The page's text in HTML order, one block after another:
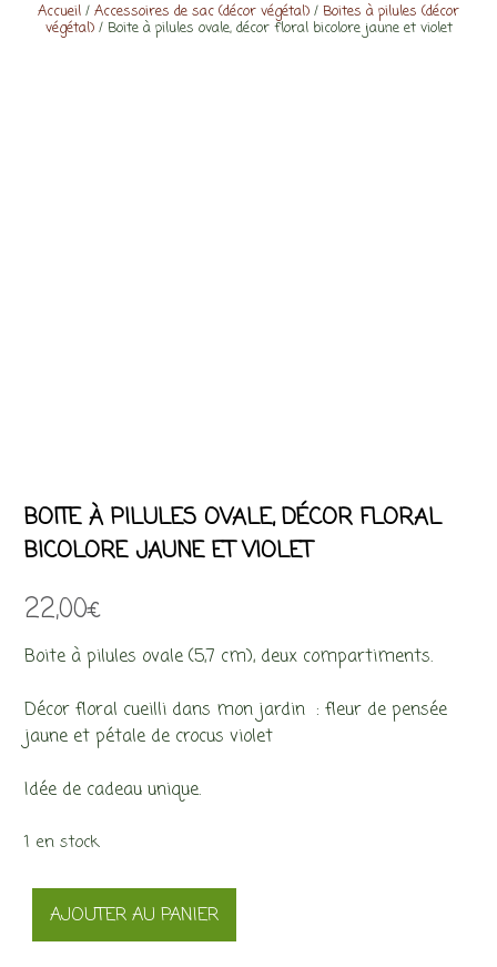
Accueil / Accessoires de sac (décor végétal) / Boites à pilules (décor
végétal)/ Boite à pilules ovale, décor floral bicolore jaune et violet
BOITE À PILULES OVALE, DÉCOR FLORAL
BICOLORE JAUNE ET VIOLET
22,00€
Boite à pilules ovale (5,7 cm), deux compartiments.
Décor floral cueilli dans mon jardin : fleur de pensée
jaune et pétale de crocus violet
Idée de cadeau unique.
1 en stock
quantité
AJOUTER AU PANIER